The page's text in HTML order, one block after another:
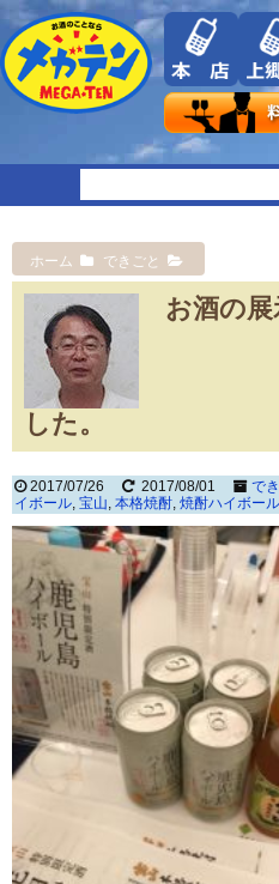
ホーム できごと
お酒の展
した。
2017/07/26 2017/08/01 で
イボール, 宝山, 本格焼酎, 焼酎ハイボール